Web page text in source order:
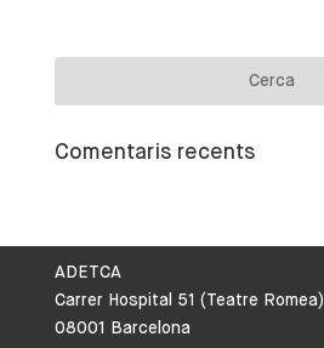
Comentaris recents
ADETCA
Carrer Hospital 51 (Teatre Romea)
08001 Barcelona